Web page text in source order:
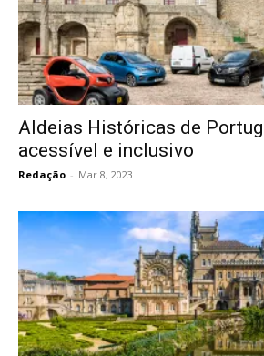
Aldeias Históricas de
acessível e inclusivo
Redação - Mar 8, 2023